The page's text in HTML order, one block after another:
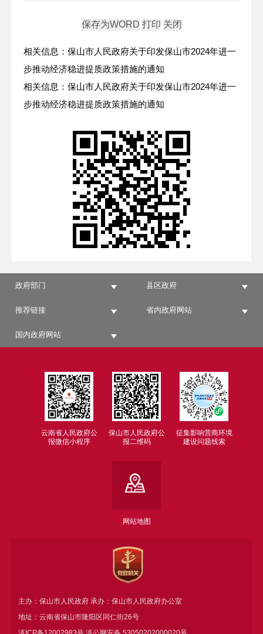
相关信息：保山市人民政府关于印发保山市2024年进一
步推动经济稳进提质政策措施的通知
相关信息：保山市人民政府关于印发保山市2024年进一
步推动经济稳进提质政策措施的通知
政府部门 县区政府
推荐链接 省内政府网站
国内政府网站
云南省人民政府公
报微信小程序
保山市人民政府公
报二维码
征集影响营商环境
建设问题线索
网站地图
主办：保山市人民政府 承办：保山市人民政府办公室
地址：云南省保山市隆阳区同仁街26号